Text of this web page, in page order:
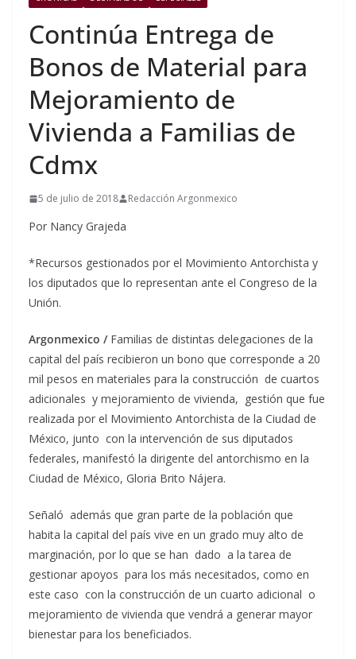
Continúa Entrega de
Bonos de Material para
Mejoramiento de
Vivienda a Familias de
Cdmx
5 de julio de 2018 Redacción Argonmexico
Por Nancy Grajeda
*Recursos gestionados por el Movimiento Antorchista y
los diputados que lo representan ante el Congreso de la
Unión.
Argonmexico /Familias de distintas delegaciones de la
capital del país recibieron un bono que corresponde a 20
mil pesos en materiales para la construcción de cuartos
adicionales y mejoramiento de vivienda, gestión que fue
realizada por el Movimiento Antorchista de la Ciudad de
México, junto con la intervención de sus diputados
federales, manifestó la dirigente del antorchismo en la
Ciudad de México, Gloria Brito Nájera.
Señaló además que gran parte de la población que
habita la capital del país vive en un grado muy alto de
marginación, por lo que se han dado a la tarea de
gestionar apoyos para los más necesitados, como en
este caso con la construcción de un cuarto adicional o
mejoramiento de vivienda que vendrá a generar mayor
bienestar para los beneficiados.